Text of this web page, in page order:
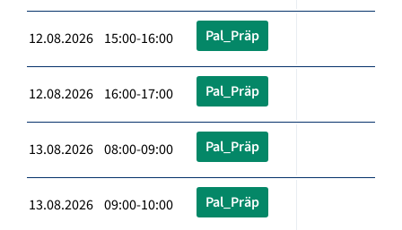
12.08.2026 15:00-16:00 Pal_Präp
12.08.2026 16:00-17:00 Pal_Präp
13.08.2026 08:00-09:00 Pal_Präp
13.08.2026 09:00-10:00 Pal_Präp